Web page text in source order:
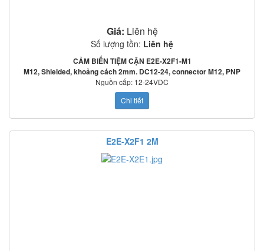
Giá: Liên hệ
Số lượng tồn: Liên hệ
CẢM BIẾN TIỆM CẬN E2E-X2F1-M1
M12, Shielded, khoảng cách 2mm. DC12-24, connector M12, PNP
Nguồn cấp: 12-24VDC
Tần số đáp ứng: 2000Hz
Mạch bảo vệ: Ngược cực cấp nguồn, quá áp tức thời, ngắn mạch ngõ ra
Nhiệt độ làm việc: -25
Tiêu chuẩn: IEC60529: IP67
Cảm biến tiệp cận E2E-X2ME1 2M
Chi tiết
E2E-X2F1 2M